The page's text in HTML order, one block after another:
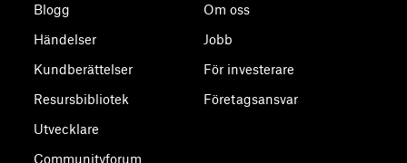
Blogg
Händelser
Kundberättelser
Resursbibliotek
Utvecklare
Communityforum
Om oss
Jobb
För investerare
Företagsansvar